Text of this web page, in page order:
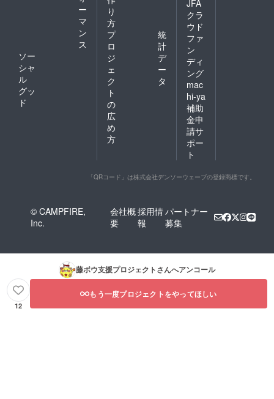
ー
マ
ン
ス
ソー
シャ
ル
グッ
ド
り
方
プ
ロ
ジ
ェ
ク
ト
の
広
め
方
統
計
デ
ー
タ
JFA
クラ
ウド
ファ
ン
ディ
ング
mac
hi-ya
補助
金申
請サ
ポー
ト
「QRコード」は株式会社デンソーウェーブの登録商標です。
© CAMPFIRE,
Inc.
会社概
要
採用情
報
パートナー
募集
藤ボウ支援プロジェクトさんへアンコール
12
もう一度プロジェクトをやってほしい